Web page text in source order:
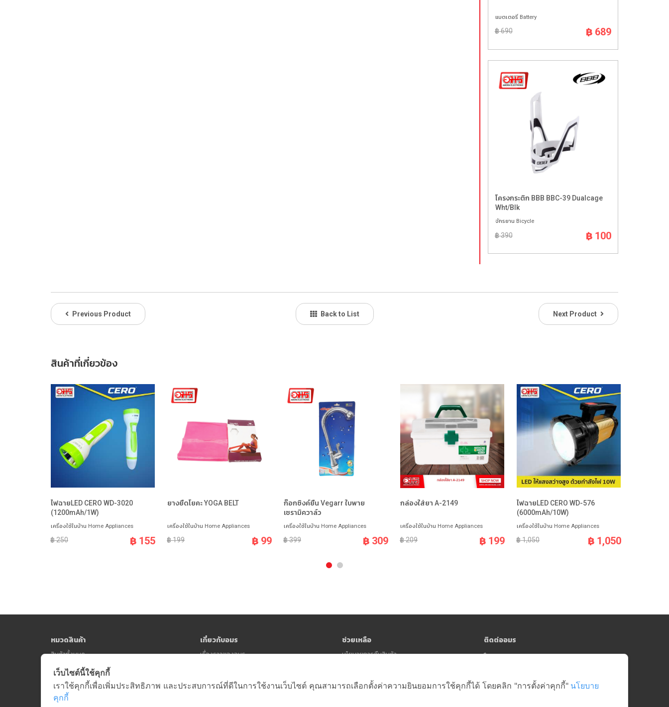
แบตเตอรี่ Battery
฿ 690 ฿ 689
โครงกระติก BBB BBC-39 Dualcage
Wht/Blk
จักรยาน Bicycle
฿ 390 ฿ 100
Previous Product Back to List Next Product
สินค้าที่เกี่ยวข้อง
ไฟฉายLED CERO WD-3020
(1200mAh/1W)
เครื่องใช้ในบ้าน Home Appliances
฿ 250 ฿ 155
ยางยืดโยคะ YOGA BELT
เครื่องใช้ในบ้าน Home Appliances
฿ 199 ฿ 99
ก๊อกซิงค์ยืน Vegarr ใบพาย
เซรามิควาล์ว
เครื่องใช้ในบ้าน Home Appliances
฿ 399 ฿ 309
กล่องใส่ยา A-2149
เครื่องใช้ในบ้าน Home Appliances
฿ 209 ฿ 199
ไฟฉายLED CERO WD-576
(6000mAh/10W)
เครื่องใช้ในบ้าน Home Appliances
฿ 1,050 ฿ 1,050
หมวดสินค้า
สินค้าทั้งหมด
เกี่ยวกับอมร
เรื่องราวของอมร
ช่วยเหลือ
นโยบายการคืนสินค้า
ติดต่ออมร
064-181-0809
Head Office (คลังสินค้าสาย 5)
บริษัท อมรศูนย์รวมอะไหล่อีเล็คโทรนิคส์ จำกัด
เว็บไซต์นี้ใช้คุกกี้
เราใช้คุกกี้เพื่อเพิ่มประสิทธิภาพ และประสบการณ์ที่ดีในการใช้งานเว็บไซต์ คุณสามารถเลือกตั้งค่าความยินยอมการใช้คุกกี้ได้ โดยคลิก "การตั้งค่าคุกกี้" นโยบาย
คุกกี้